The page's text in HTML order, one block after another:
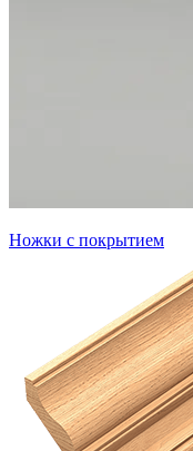
Ножки с покрытием